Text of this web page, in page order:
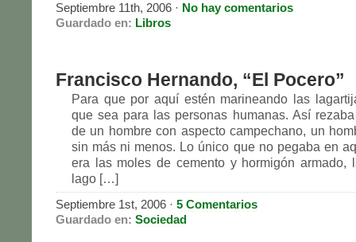
Septiembre 11th, 2006 · No hay comentarios
Guardado en: Libros
Francisco Hernando, “El Pocero”
Para que por aquí estén marineando las
que sea para las personas humanas. Así
de un hombre con aspecto campechano, un
sin más ni menos. Lo único que no pegaba en
era las moles de cemento y hormigón armado,
lago […]
Septiembre 1st, 2006 · 5 Comentarios
Guardado en: Sociedad